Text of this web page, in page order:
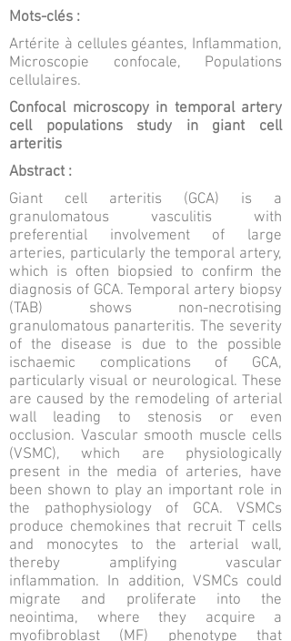
Mots-clés :
Artérite à cellules géantes, Inflammation,
Microscopie confocale, Populations
cellulaires.
Confocal microscopy in temporal artery
cell populations study in giant cell
arteritis
Abstract :
Giant cell arteritis (GCA) is a
granulomatous vasculitis with
preferential involvement of large
arteries, particularly the temporal artery,
which is often biopsied to confirm the
diagnosis of GCA. Temporal artery biopsy
(TAB) shows non-necrotising
granulomatous panarteritis. The severity
of the disease is due to the possible
ischaemic complications of GCA,
particularly visual or neurological. These
are caused by the remodeling of arterial
wall leading to stenosis or even
occlusion. Vascular smooth muscle cells
(VSMC), which are physiologically
present in the media of arteries, have
been shown to play an important role in
the pathophysiology of GCA. VSMCs
produce chemokines that recruit T cells
and monocytes to the arterial wall,
thereby amplifying vascular
inflammation. In addition, VSMCs could
migrate and proliferate into the
neointima, where they acquire a
myofibroblast (MF) phenotype that